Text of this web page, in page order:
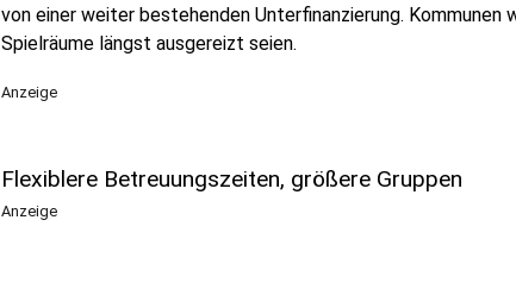
von einer weiter bestehenden Unterfinanzierung. Kommunen
Spielräume längst ausgereizt seien.
Anzeige
Flexiblere Betreuungszeiten, größere Gruppen
Anzeige